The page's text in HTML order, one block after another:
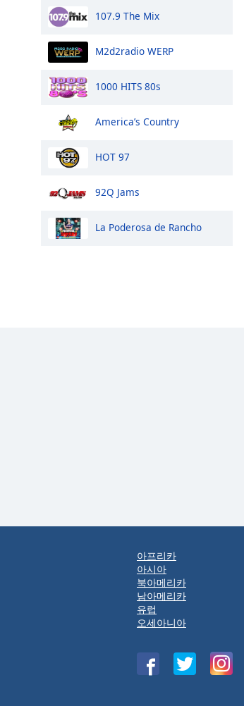
107.9 The Mix
M2d2radio WERP
1000 HITS 80s
America’s Country
HOT 97
92Q Jams
La Poderosa de Rancho
아프리카
아시아
북아메리카
남아메리카
유럽
오세아니아